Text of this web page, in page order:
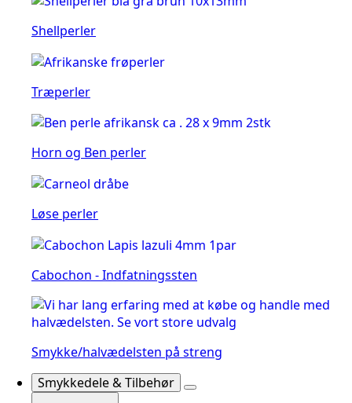
Shellperler
Træperler
Horn og Ben perler
Løse perler
Cabochon - Indfatningssten
Smykke/halvædelsten på streng
Smykkedele & Tilbehør